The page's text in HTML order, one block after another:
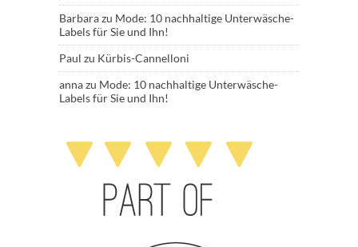
Barbarazu Mode: 10 nachhaltige Unterwäsche-
Labels für Sie und Ihn!
Paul zu Kürbis-Cannelloni
annazu Mode: 10 nachhaltige Unterwäsche-
Labels für Sie und Ihn!